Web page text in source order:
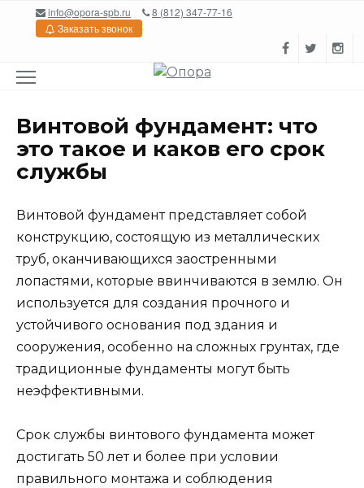
Перейтиinfo@opora-spb.ru
8 (812) 347-77-16
Заказать звонок
Винтовой фундамент: что
это такое и каков его срок
службы
Винтовой фундамент представляет собой
конструкцию, состоящую из металлических
труб, оканчивающихся заостренными
лопастями, которые ввинчиваются в землю. Он
используется для создания прочного и
устойчивого основания под здания и
сооружения, особенно на сложных грунтах, где
традиционные фундаменты могут быть
неэффективными.
Срок службы винтового фундамента может
достигать 50 лет и более при условии
правильного монтажа и соблюдения